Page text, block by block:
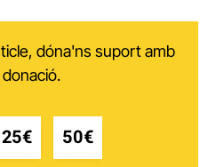
dóna'ns suport amb
25€ 50€